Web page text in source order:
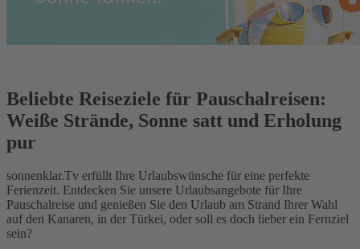
Beliebte Reiseziele für Pauschalreisen:
Weiße Strände, Sonne satt und Erholung
pur
sonnenklar.Tv erfüllt Ihre Urlaubswünsche für eine perfekte
Ferienzeit. Entdecken Sie unsere Urlaubsangebote für Ihre
Pauschalreise und genießen Sie den Urlaub am Strand Ihrer Wahl
auf den Kanaren, in der Türkei, oder soll es doch lieber ein Fernziel
sein?